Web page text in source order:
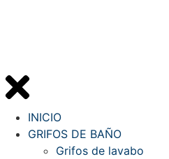
INICIO
GRIFOS DE BAÑO
Grifos de lavabo